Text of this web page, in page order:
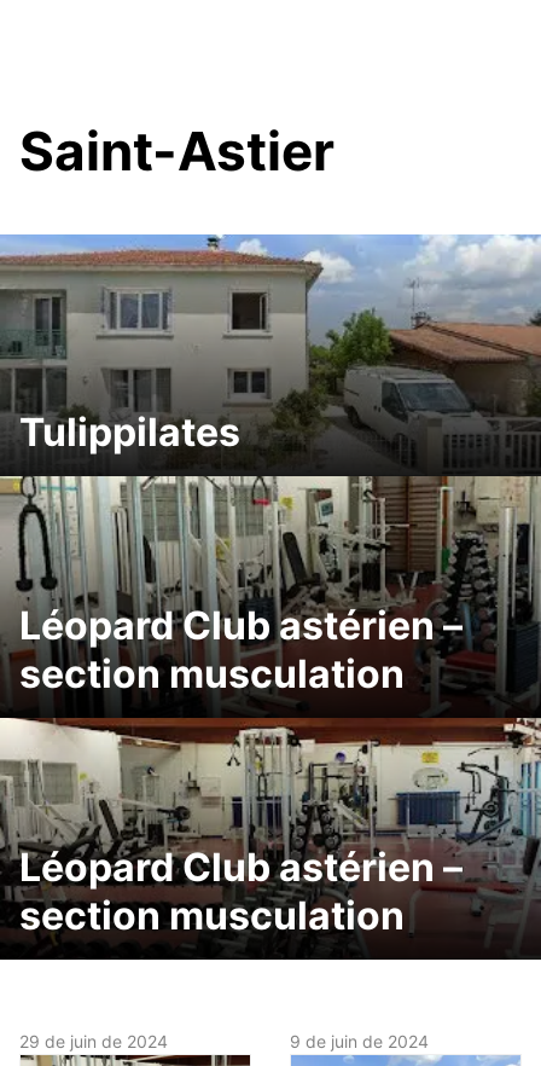
Saint-Astier
Tulippilates
Léopard Club astérien –
section musculation
Léopard Club astérien –
section musculation
29 de juin de 2024 9 de juin de 2024